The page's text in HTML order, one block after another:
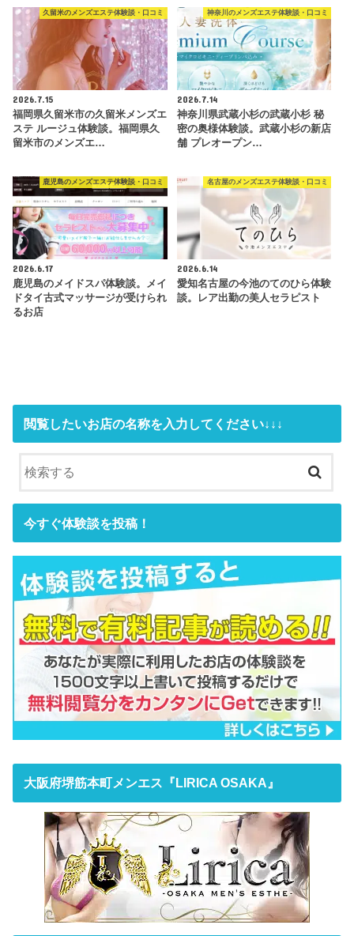
久留米のメンズエステ体験談・口コミ
2026.7.15
福岡県久留米市の久留米メンズエ
ステ ルージュ体験談。福岡県久
留米市のメンズエ…
神奈川のメンズエステ体験談・口コミ
2026.7.14
神奈川県武蔵小杉の武蔵小杉 秘
密の奥様体験談。武蔵小杉の新店
舗 プレオープン…
鹿児島のメンズエステ体験談・口コミ
2026.6.17
鹿児島のメイドスパ体験談。メイ
ドタイ古式マッサージが受けられ
るお店
名古屋のメンズエステ体験談・口コミ
2026.6.14
愛知名古屋の今池のてのひら体験
談。レア出勤の美人セラピスト
閲覧したいお店の名称を入力してください↓↓↓
今すぐ体験談を投稿！
大阪府堺筋本町メンエス『LIRICA OSAKA』